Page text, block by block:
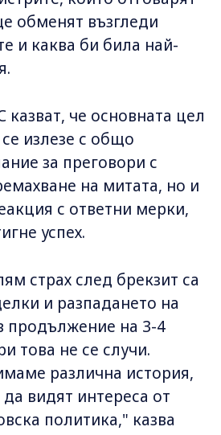
обменят възгледи
и каква би била най-
че основната цел
излезе с общо
за преговори с
на митата, но и
с ответни мерки,
успех.
страх след брекзит са
и разпадането на
продължение на 3-4
това не се случи.
различна история,
видят интереса от
политика," казва